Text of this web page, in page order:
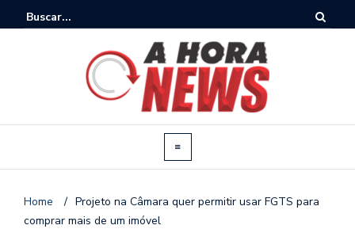
Home / Projeto na Câmara quer permitir usar FGTS para
comprar mais de um imóvel